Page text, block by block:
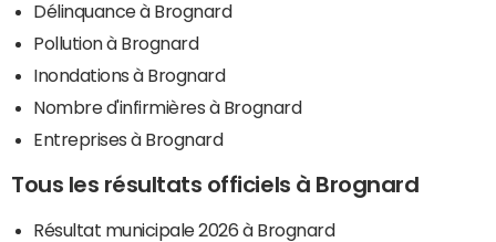
Délinquance à Brognard
Pollution à Brognard
Inondations à Brognard
Nombre d'infirmières à Brognard
Entreprises à Brognard
Tous les résultats officiels à Brognard
Résultat municipale 2026 à Brognard